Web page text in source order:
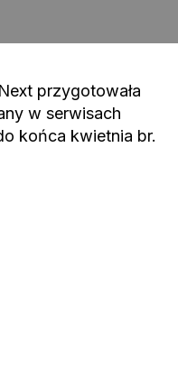
przygotowała
w serwisach
końca kwietnia br.